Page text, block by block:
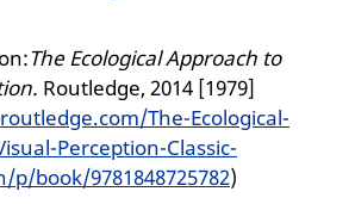
The Ecological Approach to
Routledge, 2014 [1979]
The-Ecological-
Perception-Classic-
p/book/9781848725782)